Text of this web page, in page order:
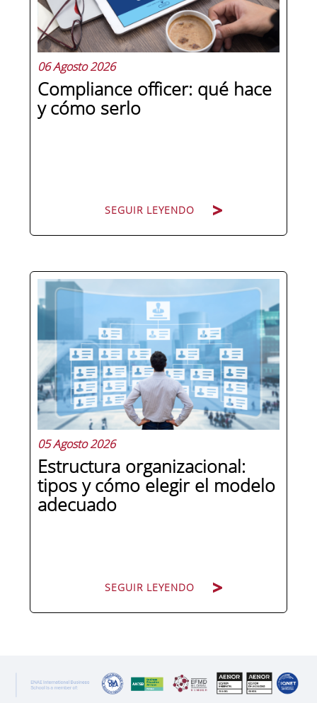
06 Agosto 2026
Compliance officer: qué hace
y cómo serlo
SEGUIR LEYENDO
Pocas figuras han ganado tanto peso
en la estructura corporativa española
en la última década como el
compliance officer. Desde que la
reforma del Código Penal extendió la
responsabilidad penal a las personas
jurídicas, las empresas de cualquier...
05 Agosto 2026
Estructura organizacional:
tipos y cómo elegir el modelo
adecuado
SEGUIR LEYENDO
cambia de dirección estratégica, una
de las primeras preguntas que surgen